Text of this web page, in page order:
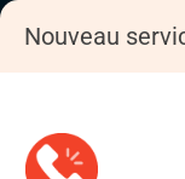
Nouveau